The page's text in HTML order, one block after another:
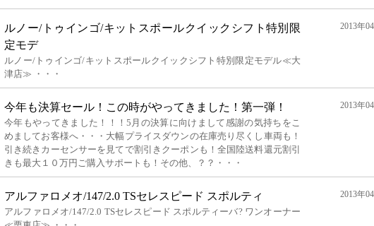
ルノー/トゥインゴ/キットスポールクイックシフト特別限
定モデ
ルノー/トゥインゴ/キットスポールクイックシフト特別限定モデル≪大
津店≫ ・・・
2013年
今年も決算セール！この時がやってきました！第一弾！
今年もやってきました！！！5月の決算に向けまして感謝の気持ちをこ
めましてお客様へ・・・大幅プライスダウンの在庫売り尽くし車両も！
引き続きカーセンサーを見てで割引きクーポンも！全国陸送料還元割引
きも最大１０万円ご購入サポートも！その他、？？・・・
2013年
アルファロメオ/147/2.0 TSセレスピード スポルティ
アルファロメオ/147/2.0 TSセレスピード スポルティーバ? ワンオーナー
2013年